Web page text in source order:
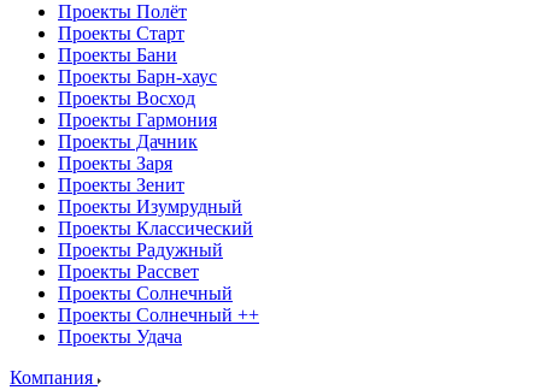
Проекты Полёт
Проекты Старт
Проекты Бани
Проекты Барн-хаус
Проекты Восход
Проекты Гармония
Проекты Дачник
Проекты Заря
Проекты Зенит
Проекты Изумрудный
Проекты Классический
Проекты Радужный
Проекты Рассвет
Проекты Солнечный
Проекты Солнечный ++
Проекты Удача
Компания